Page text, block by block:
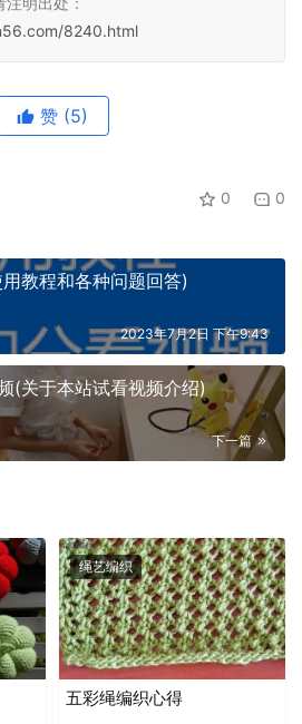
8240.html
赞 (5)
0 0
教程和各种问题回答)
2023年7月2日 下午9:43
(关于本站试看视频介绍)
下一篇
绳艺编织
五彩绳编织心得